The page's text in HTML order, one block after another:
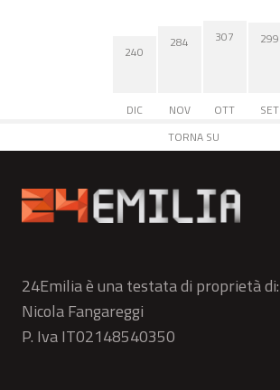
240
DIC
284
NOV
307
OTT
299
SET
TORNA SU
24Emilia è una testata di proprietà di:
Nicola Fangareggi
P. Iva IT02148540350